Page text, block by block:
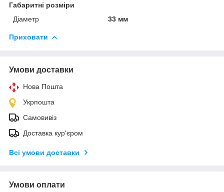
Габаритні розміри
Діаметр
33 мм
Приховати
Умови доставки
Нова Пошта
Укрпошта
Самовивіз
Доставка кур'єром
Всі умови доставки
Умови оплати